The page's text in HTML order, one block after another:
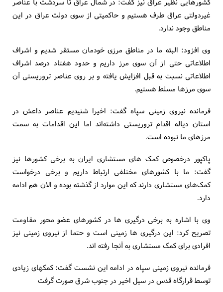
غیردولتی عراق طرف هستیم و حاکمیتی از سوی دولت عراق در این
مناطق وجود ندارد.
وی افزود: البته ما در مناطق مرزی خودمان مستقر شدیم و اشراف
اطلاعاتی حتی از آن سوی مرز داریم و حدود هفتاد درصد اشراف
اطلاعاتی نسبت به قبل افزایش یافته و بر روی عناصر تروریستی آن
سوی مرزها مسلط هستیم.
فرمانده نیروی زمینی سپاه گفت: اخیرا شنیدیم عناصر داعش در
استان دیاله اقدام تروریستی داشته‌اند اما این اقدامات به سمت
مرزهای ما نبوده است.
پاکپور درخصوص کمک های مستشاری ایران به برخی کشورها نیز
گفت: ما با کشورهای مختلفی ارتباط داریم و برخی درخواست
کمک‌های مستشاری دارند که این موارد از گذشته بوده و الان هم ادامه
دارد.
وی با اشاره به برخی درگیری ها در کشورهای عضو محور مقاومت
تصریح کرد: این درگیری ها زمینی است و حتما از نیروی زمینی نیز
افرادی برای کمک مستشاری به آنجا رفته اند.
فرمانده نیروی زمینی سپاه در ادامه این نشست گفت: کمکهای زیادی
توسط قرارگاه قدس در سیل اخیر در جنوب شرق صورت گرفت